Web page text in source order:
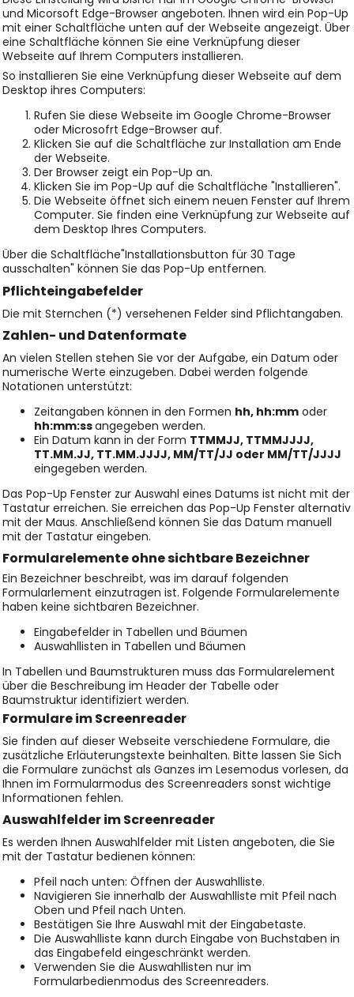
und Micorsoft Edge-Browser angeboten. Ihnen wird ein Pop-Up
mit einer Schaltfläche unten auf der Webseite angezeigt. Über
eine Schaltfläche können Sie eine Verknüpfung dieser
Webseite auf Ihrem Computers installieren.
So installieren Sie eine Verknüpfung dieser Webseite auf dem
Desktop ihres Computers:
Rufen Sie diese Webseite im Google Chrome-Browser
oder Microsofrt Edge-Browser auf.
Klicken Sie auf die Schaltfläche zur Installation am Ende
der Webseite.
Der Browser zeigt ein Pop-Up an.
Klicken Sie im Pop-Up auf die Schaltfläche "Installieren".
Die Webseite öffnet sich einem neuen Fenster auf Ihrem
Computer. Sie finden eine Verknüpfung zur Webseite auf
dem Desktop Ihres Computers.
Über die Schaltfläche"Installationsbutton für 30 Tage
ausschalten" können Sie das Pop-Up entfernen.
Pflichteingabefelder
Die mit Sternchen (*) versehenen Felder sind Pflichtangaben.
Zahlen- und Datenformate
An vielen Stellen stehen Sie vor der Aufgabe, ein Datum oder
numerische Werte einzugeben. Dabei werden folgende
Notationen unterstützt:
Zeitangaben können in den Formen hh, hh:mm oder
hh:mm:ssangegeben werden.
Ein Datum kann in der Form TTMMJJ, TTMMJJJJ,
TT.MM.JJ, TT.MM.JJJJ, MM/TT/JJ oder MM/TT/JJJJ
eingegeben werden.
Das Pop-Up Fenster zur Auswahl eines Datums ist nicht mit der
Tastatur erreichen. Sie erreichen das Pop-Up Fenster alternativ
mit der Maus. Anschließend können Sie das Datum manuell
mit der Tastatur eingeben.
Formularelemente ohne sichtbare Bezeichner
Ein Bezeichner beschreibt, was im darauf folgenden
Formularlement einzutragen ist. Folgende Formularelemente
haben keine sichtbaren Bezeichner.
Eingabefelder in Tabellen und Bäumen
Auswahllisten in Tabellen und Bäumen
In Tabellen und Baumstrukturen muss das Formularelement
über die Beschreibung im Header der Tabelle oder
Baumstruktur identifiziert werden.
Formulare im Screenreader
Sie finden auf dieser Webseite verschiedene Formulare, die
zusätzliche Erläuterungstexte beinhalten. Bitte lassen Sie Sich
die Formulare zunächst als Ganzes im Lesemodus vorlesen, da
Ihnen im Formularmodus des Screenreaders sonst wichtige
Informationen fehlen.
Auswahlfelder im Screenreader
Es werden Ihnen Auswahlfelder mit Listen angeboten, die Sie
mit der Tastatur bedienen können:
Pfeil nach unten: Öffnen der Auswahlliste.
Navigieren Sie innerhalb der Auswahlliste mit Pfeil nach
Oben und Pfeil nach Unten.
Bestätigen Sie Ihre Auswahl mit der Eingabetaste.
Die Auswahlliste kann durch Eingabe von Buchstaben in
das Eingabefeld eingeschränkt werden.
Verwenden Sie die Auswahllisten nur im
Formularbedienmodus des Screenreaders.